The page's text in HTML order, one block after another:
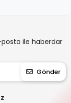
ile haberdar
Gönder